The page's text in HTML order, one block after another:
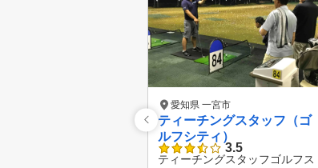
愛知県 一宮市
ティーチングスタッフ（ゴ
ルフシティ）
3.5
ティーチングスタッフゴルフス